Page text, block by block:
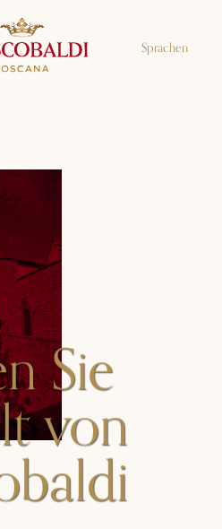
Sprachen
Sie
von